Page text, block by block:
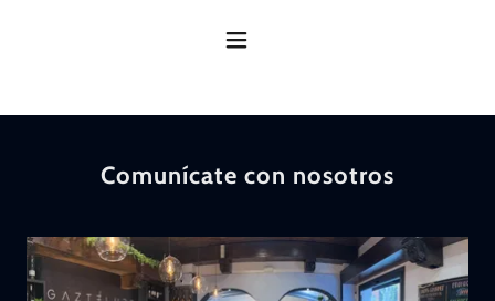
Comunícate con nosotros